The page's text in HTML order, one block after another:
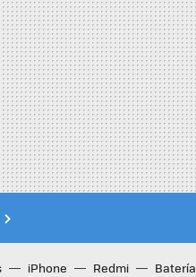
iPhone Redmi Batería